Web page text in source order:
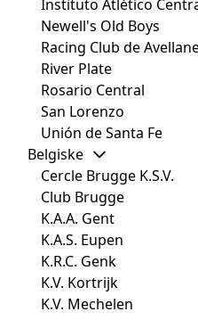
Instituto Atlético
Newell's Old Boys
Racing Club de
River Plate
Rosario Central
San Lorenzo
Unión de Santa Fe
Belgiske
Cercle Brugge K.S.V.
Club Brugge
K.A.A. Gent
K.A.S. Eupen
K.R.C. Genk
K.V. Kortrijk
K.V. Mechelen